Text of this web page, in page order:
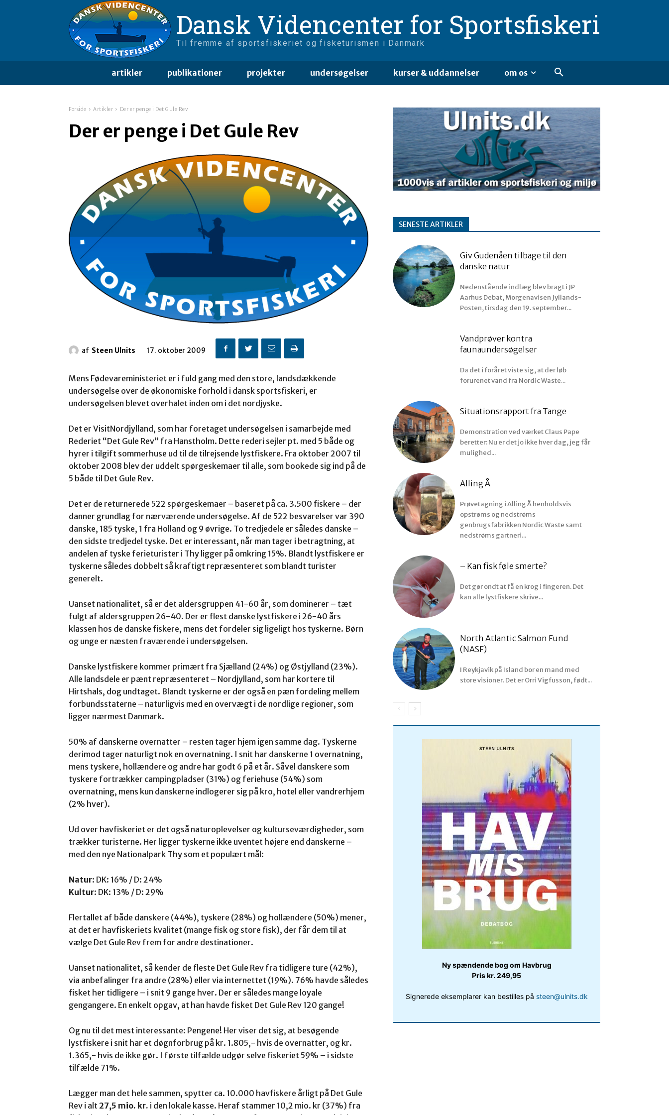
Dansk Videncenter for Sportsfiskeri
Til fremme af sportsfiskeriet og fisketurismen i Danmark
artikler publikationer projekter undersøgelser kurser & uddannelser om os
Forside Artikler Der er penge i Det Gule Rev
Der er penge i Det Gule Rev
af Steen Ulnits 17. oktober 2009
Mens Fødevareministeriet er i fuld gang med den store, landsdækkende
undersøgelse over de økonomiske forhold i dansk sportsfiskeri, er
undersøgelsen blevet overhalet inden om i det nordjyske.
Det er VisitNordjylland, som har foretaget undersøgelsen i samarbejde med
Rederiet “Det Gule Rev” fra Hanstholm. Dette rederi sejler pt. med 5 både og
hyrer i tilgift sommerhuse ud til de tilrejsende lystfiskere. Fra oktober 2007 til
oktober 2008 blev der uddelt spørgeskemaer til alle, som bookede sig ind på de
5 både til Det Gule Rev.
Det er de returnerede 522 spørgeskemaer – baseret på ca. 3.500 fiskere – der
danner grundlag for nærværende undersøgelse. Af de 522 besvarelser var 390
danske, 185 tyske, 1 fra Holland og 9 øvrige. To tredjedele er således danske –
den sidste tredjedel tyske. Det er interessant, når man tager i betragtning, at
andelen af tyske ferieturister i Thy ligger på omkring 15%. Blandt lystfiskere er
tyskerne således dobbelt så kraftigt repræsenteret som blandt turister
generelt.
Uanset nationalitet, så er det aldersgruppen 41-60 år, som dominerer – tæt
fulgt af aldersgruppen 26-40. Der er flest danske lystfiskere i 26-40 års
klassen hos de danske fiskere, mens det fordeler sig ligeligt hos tyskerne. Børn
og unge er næsten fraværende i undersøgelsen.
Danske lystfiskere kommer primært fra Sjælland (24%) og Østjylland (23%).
Alle landsdele er pænt repræsenteret – Nordjylland, som har kortere til
Hirtshals, dog undtaget. Blandt tyskerne er der også en pæn fordeling mellem
forbundsstaterne – naturligvis med en overvægt i de nordlige regioner, som
ligger nærmest Danmark.
50% af danskerne overnatter – resten tager hjem igen samme dag. Tyskerne
derimod tager naturligt nok en overnatning. I snit har danskerne 1 overnatning,
mens tyskere, hollændere og andre har godt 6 på et år. Såvel danskere som
tyskere fortrækker campingpladser (31%) og feriehuse (54%) som
overnatning, mens kun danskerne indlogerer sig på kro, hotel eller vandrerhjem
(2% hver).
Ud over havfiskeriet er det også naturoplevelser og kulturseværdigheder, som
trækker turisterne. Her ligger tyskerne ikke uventet højere end danskerne –
med den nye Nationalpark Thy som et populært mål:
Natur: DK: 16% / D: 24%
Kultur: DK: 13% / D: 29%
Flertallet af både danskere (44%), tyskere (28%) og hollændere (50%) mener,
at det er havfiskeriets kvalitet (mange fisk og store fisk), der får dem til at
vælge Det Gule Rev frem for andre destinationer.
Uanset nationalitet, så kender de fleste Det Gule Rev fra tidligere ture (42%),
via anbefalinger fra andre (28%) eller via internettet (19%). 76% havde således
fisket her tidligere – i snit 9 gange hver. Der er således mange loyale
gengangere. En enkelt opgav, at han havde fisket Det Gule Rev 120 gange!
Og nu til det mest interessante: Pengene! Her viser det sig, at besøgende
lystfiskere i snit har et døgnforbrug på kr. 1.805,- hvis de overnatter, og kr.
1.365,- hvis de ikke gør. I første tilfælde udgør selve fiskeriet 59% – i sidste
tilfælde 71%.
Lægger man det hele sammen, spytter ca. 10.000 havfiskere årligt på Det Gule
Rev i alt 27,5 mio. kr. i den lokale kasse. Heraf stammer 10,2 mio. kr (37%) fra
SENESTE ARTIKLER
Giv Gudenåen tilbage til den
danske natur
Nedenstående indlæg blev bragt i JP
Aarhus Debat, Morgenavisen Jyllands-
Posten, tirsdag den 19. september...
Vandprøver kontra
faunaundersøgelser
Da det i foråret viste sig, at der løb
forurenet vand fra Nordic Waste...
Situationsrapport fra Tange
Demonstration ved værket Claus Pape
beretter: Nu er det jo ikke hver dag, jeg får
mulighed...
Alling Å
Prøvetagning i Alling Å henholdsvis
opstrøms og nedstrøms
genbrugsfabrikken Nordic Waste samt
nedstrøms gartneri...
– Kan fisk føle smerte?
Det gør ondt at få en krog i fingeren. Det
kan alle lystfiskere skrive...
North Atlantic Salmon Fund
(NASF)
I Reykjavik på Island bor en mand med
store visioner. Det er Orri Vigfusson, født...
Ny spændende bog om Havbrug
Pris kr. 249,95
Signerede eksemplarer kan bestilles på steen@ulnits.dk